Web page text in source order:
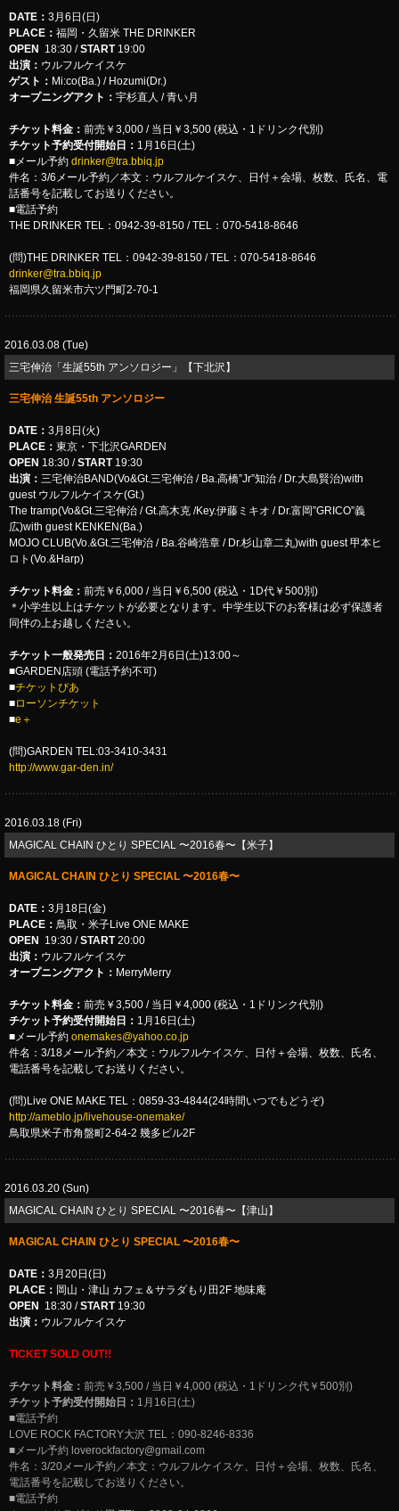
DATE： 3月6日(日)
PLACE： 福岡・久留米 THE DRINKER
OPEN
18:30 /START19:00
出演： ウルフルケイスケ
ゲスト： Mi:co(Ba.) / Hozumi(Dr.)
オープニングアクト： 宇杉直人 / 青い月
チケット料金： 前売￥3,000 / 当日￥3,500 (税込・1ドリンク代別)
チケット予約受付開始日： 1月16日(土)
■メール予約 drinker@tra.bbiq.jp
件名：3/6メール予約／本文：ウルフルケイスケ、日付＋会場、枚数、氏名、電
話番号を記載してお送りください。
■電話予約
THE DRINKER TEL：0942-39-8150 / TEL：070-5418-8646
(問)THE DRINKER TEL：0942-39-8150 / TEL：070-5418-8646
drinker@tra.bbiq.jp
福岡県久留米市六ツ門町2-70-1
2016.03.08 (Tue)
三宅伸治「生誕55th アンソロジー」【下北沢】
三宅伸治 生誕55th アンソロジー
DATE： 3月8日(火)
PLACE： 東京・下北沢GARDEN
OPEN 18:30 /START19:30
出演： 三宅伸治BAND(Vo&Gt.三宅伸治 / Ba.高橋”Jr”知治 / Dr.大島賢治)with
guest ウルフルケイスケ(Gt.)
The tramp(Vo&Gt.三宅伸治 / Gt.高木克 /Key.伊藤ミキオ / Dr.富岡”GRICO”義
広)with guest KENKEN(Ba.)
MOJO CLUB(Vo.&Gt.三宅伸治 / Ba.谷崎浩章 / Dr.杉山章二丸)with guest 甲本ヒ
ロト(Vo.&Harp)
チケット料金： 前売￥6,000 / 当日￥6,500 (税込・1D代￥500別)
＊小学生以上はチケットが必要となります。中学生以下のお客様は必ず保護者
同伴の上お越しください。
チケット一般発売日： 2016年2月6日(土)13:00～
■GARDEN店頭 (電話予約不可)
■チケットぴあ
■ローソンチケット
■e＋
(問)GARDEN TEL:03-3410-3431
http://www.gar-den.in/
2016.03.18 (Fri)
MAGICAL CHAIN ひとり SPECIAL 〜2016春〜【米子】
MAGICAL CHAIN ひとり SPECIAL 〜2016春〜
DATE： 3月18日(金)
PLACE： 鳥取・米子Live ONE MAKE
OPEN
19:30 /START20:00
出演： ウルフルケイスケ
オープニングアクト： MerryMerry
チケット料金： 前売￥3,500 / 当日￥4,000 (税込・1ドリンク代別)
チケット予約受付開始日： 1月16日(土)
■メール予約 onemakes@yahoo.co.jp
件名：3/18メール予約／本文：ウルフルケイスケ、日付＋会場、枚数、氏名、
電話番号を記載してお送りください。
(問)Live ONE MAKE TEL：0859-33-4844(24時間いつでもどうぞ)
http://ameblo.jp/livehouse-onemake/
鳥取県米子市角盤町2-64-2 幾多ビル2F
2016.03.20 (Sun)
MAGICAL CHAIN ひとり SPECIAL 〜2016春〜【津山】
MAGICAL CHAIN ひとり SPECIAL 〜2016春〜
DATE： 3月20日(日)
PLACE： 岡山・津山 カフェ＆サラダもり田2F 地味庵
OPEN
18:30 /START19:30
出演： ウルフルケイスケ
TICKET SOLD OUT!!
チケット料金： 前売￥3,500 / 当日￥4,000 (税込・1ドリンク代￥500別)
チケット予約受付開始日： 1月16日(土)
■電話予約
LOVE ROCK FACTORY大沢 TEL：090-8246-8336
■メール予約 loverockfactory@gmail.com
件名：3/20メール予約／本文：ウルフルケイスケ、日付＋会場、枚数、氏名、
電話番号を記載してお送りください。
■電話予約